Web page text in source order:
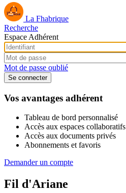
La Fhabrique
Recherche
Espace Adhérent
Mot de passe oublié
Vos avantages adhérent
Tableau de bord personnalisé
Accès aux espaces collaboratifs
Accès aux documents privés
Abonnements et favoris
Demander un compte
Fil d'Ariane